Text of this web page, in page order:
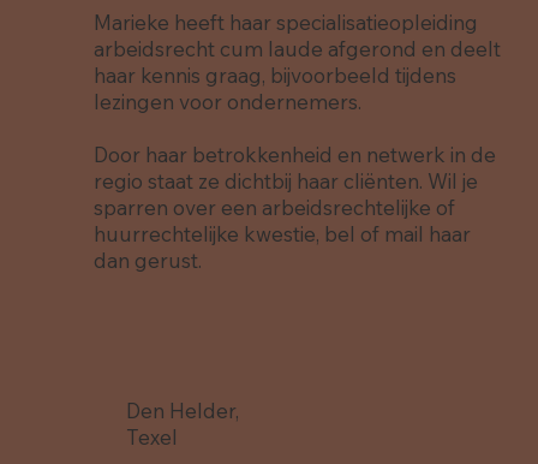
Marieke heeft haar specialisatieopleiding
arbeidsrecht cum laude afgerond en deelt
haar kennis graag, bijvoorbeeld tijdens
lezingen voor ondernemers.
Door haar betrokkenheid en netwerk in de
regio staat ze dichtbij haar cliënten. Wil je
sparren over een arbeidsrechtelijke of
huurrechtelijke kwestie, bel of mail haar
dan gerust.
Den Helder,
Texel